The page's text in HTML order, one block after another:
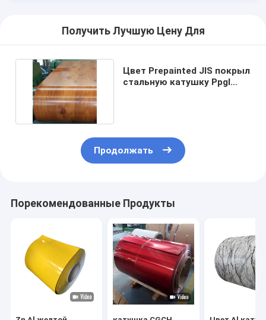
Получить Лучшую Цену Для
Цвет Prepainted JIS покрыл
стальную катушку Ppgl
Продолжать
Порекомендованные Продукты